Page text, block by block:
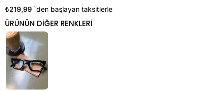
₺219,99 `den başlayan taksitlerle